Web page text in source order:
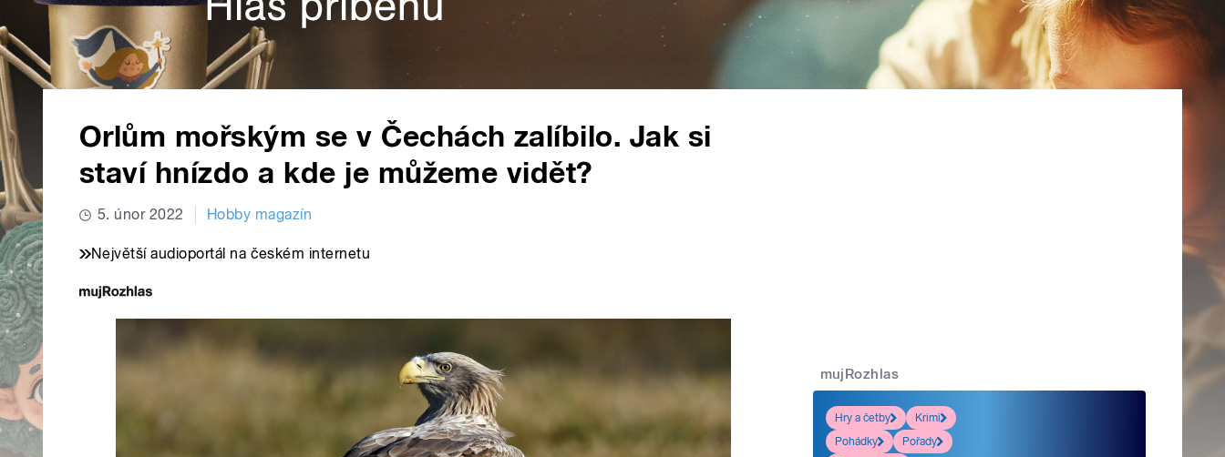
Orlům mořským se v Čechách zalíbilo. Jak si
staví hnízdo a kde je můžeme vidět?
5. únor 2022 Hobby magazín
Největší audioportál na českém internetu
mujRozhlas
Hry a četby
Krimi
Pohádky
Pořady